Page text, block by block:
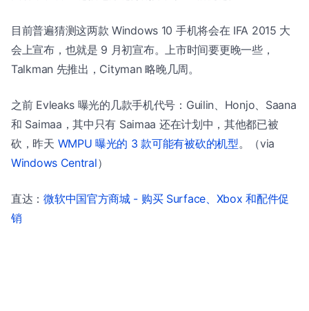
目前普遍猜测这两款 Windows 10 手机将会在 IFA 2015 大
会上宣布，也就是 9 月初宣布。上市时间要更晚一些，
Talkman 先推出，Cityman 略晚几周。
之前 Evleaks 曝光的几款手机代号：Guilin、Honjo、Saana
和 Saimaa，其中只有 Saimaa 还在计划中，其他都已被
砍，昨天 WMPU 曝光的 3 款可能有被砍的机型。（via
Windows Central）
直达：微软中国官方商城 - 购买 Surface、Xbox 和配件促
销